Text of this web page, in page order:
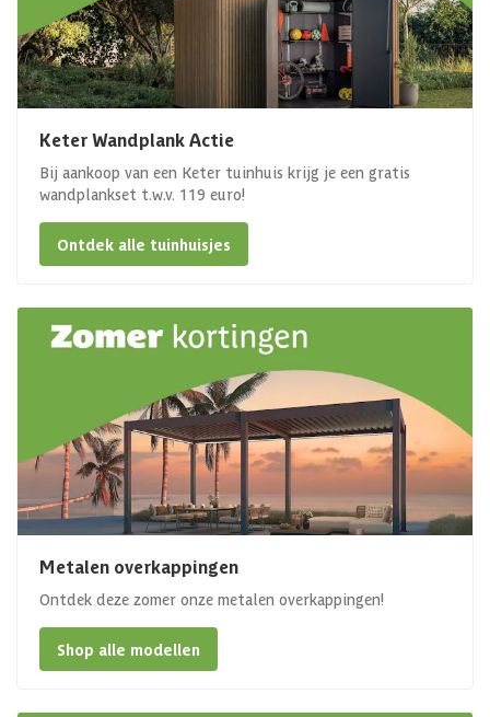
Keter Wandplank Actie
Bij aankoop van een Keter tuinhuis krijg je een gratis
wandplankset t.w.v. 119 euro!
Ontdek alle tuinhuisjes
Metalen overkappingen
Ontdek deze zomer onze metalen overkappingen!
Shop alle modellen